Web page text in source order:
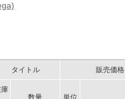
タイトル 販売価格
数量 単位